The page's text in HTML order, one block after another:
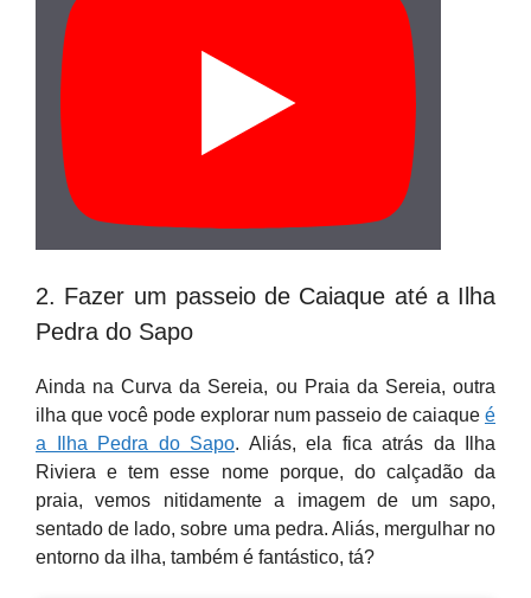
2. Fazer um passeio de Caiaque até a Ilha
Pedra do Sapo
Ainda na Curva da Sereia, ou Praia da Sereia, outra
ilha que você pode explorar num passeio de caiaque é
a Ilha Pedra do Sapo. Aliás, ela fica atrás da Ilha
Riviera e tem esse nome porque, do calçadão da
praia, vemos nitidamente a imagem de um sapo,
sentado de lado, sobre uma pedra. Aliás, mergulhar no
entorno da ilha, também é fantástico, tá?